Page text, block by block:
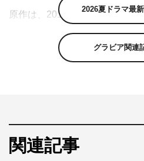
原作は、2013年から2017年に
談社）に連載された、原作・メ
BELL」を「週刊少年マガジン
史（「BLOODY MONDAY」）
それぞれ「グングニルの消滅」
2026夏ドラマ最
グラビア関連
関連記事